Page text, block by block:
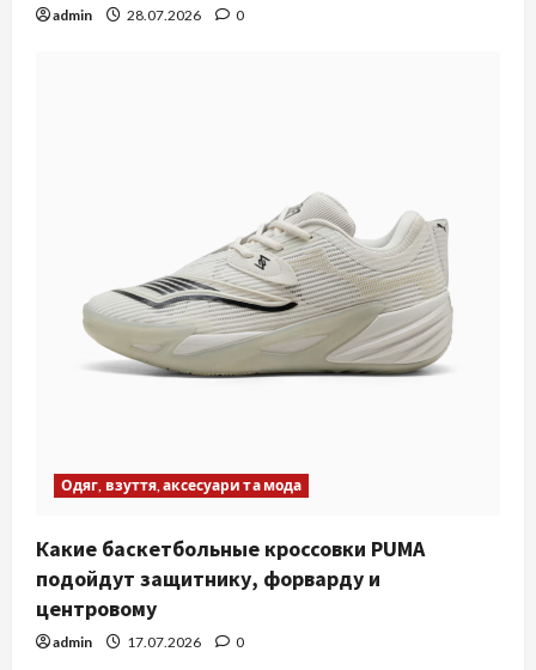
admin 28.07.2026 0
Одяг, взуття, аксесуари та мода
Какие баскетбольные кроссовки PUMA
подойдут защитнику, форварду и
центровому
admin 17.07.2026 0